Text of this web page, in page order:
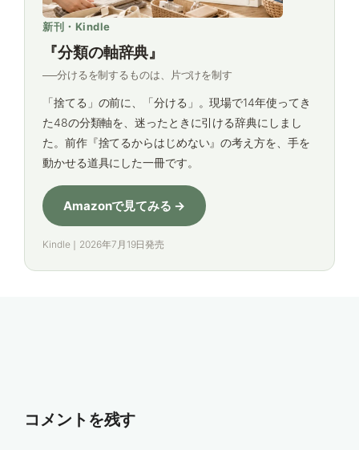
新刊・Kindle
『分類の軸辞典』
──分けるを制するものは、片づけを制す
「捨てる」の前に、「分ける」。現場で14年使ってき
た48の分類軸を、迷ったときに引ける辞典にしまし
た。前作『捨てるからはじめない』の考え方を、手を
動かせる道具にした一冊です。
Amazonで見てみる →
Kindle｜2026年7月19日発売
コメントを残す